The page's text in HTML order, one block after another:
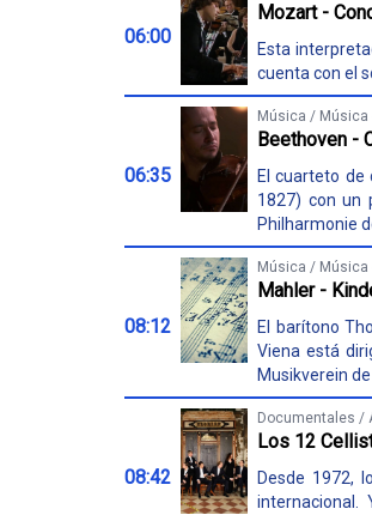
06:00
Mozart -
Esta
cuenta con el
06:35
Música /
Beethoven -
El cuarteto de
1827) con un
Philharmonie
08:12
Música /
Mahler -
El barítono
Viena está
Musikverein
08:42
Documentales /
Los 12
Desde 1972,